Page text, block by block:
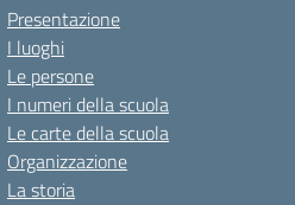
Presentazione
I luoghi
Le persone
I numeri della scuola
Le carte della scuola
Organizzazione
La storia